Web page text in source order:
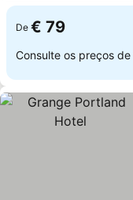
De € 79
Consulte os preços de